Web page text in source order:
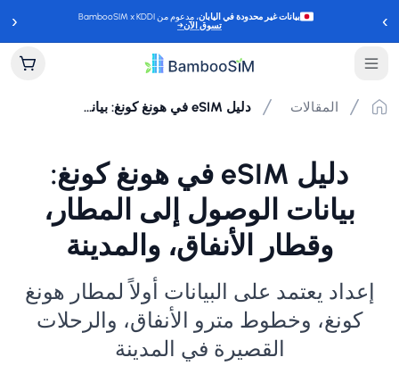
‹ بيانات غير محدودة في اليابان، مدعوم من BambooSIM x KDDI
تسوق الآن→ ›
المقالات دليل eSIM في هونغ كونغ: بيانات الوصول إلى المطار، وقطار الأنفاق، والمدينة
دليل eSIM في هونغ كونغ:
بيانات الوصول إلى المطار،
وقطار الأنفاق، والمدينة
إعداد يعتمد على البيانات أولاً لمطار هونغ
كونغ، وخطوط مترو الأنفاق، والرحلات
القصيرة في المدينة